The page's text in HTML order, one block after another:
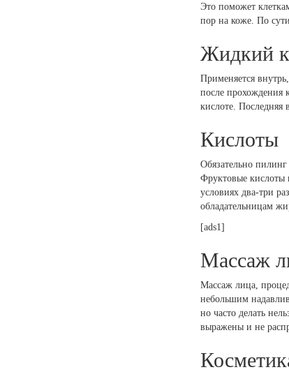
Это поможет
пор на коже. По
Жидкий
Применяется
после прохождения
кислоте. Последняя
Кислоты
Обязательно
Фруктовые
условиях два-три
обладательницам
[ads1]
Массаж
Массаж лица,
небольшим
но часто делать
выражены и не